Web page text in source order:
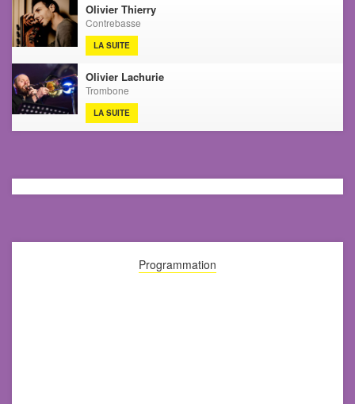
Olivier Thierry
Contrebasse
LA SUITE
Olivier Lachurie
Trombone
LA SUITE
Programmation